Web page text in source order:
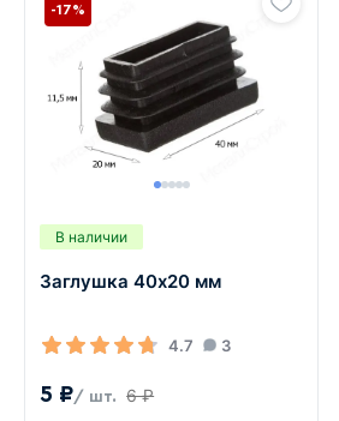
В наличии
Заглушка 40х20 мм
4.7 3
5 ₽/ шт. 6 ₽
-17%